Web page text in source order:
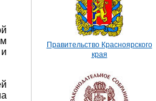
Правительство Красноярского
края